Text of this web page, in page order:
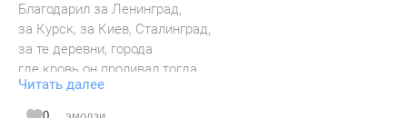
Благодарил за Ленинград,
за Курск, за Киев, Сталинград,
за те деревни, города
где кровь он проливал тогда...
Но дед меня остановил
Читать далее